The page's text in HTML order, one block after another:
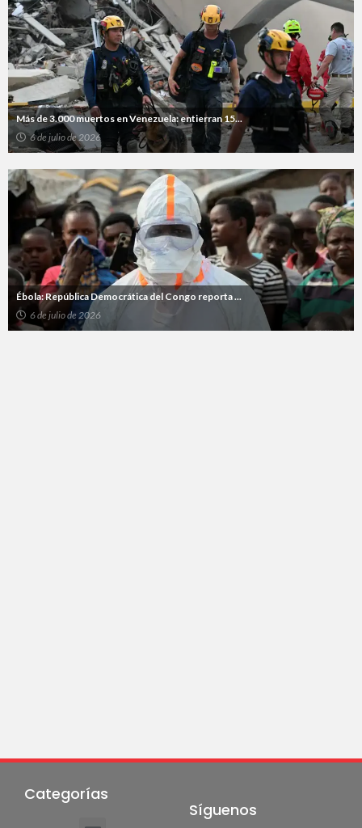
Más de 3.000 muertos en Venezuela: entierran 15...
6 de julio de 2026
Ébola: República Democrática del Congo reporta ...
6 de julio de 2026
Categorías
Síguenos